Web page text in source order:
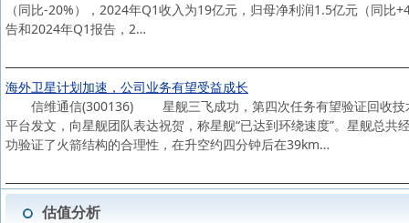
（同比-20%），2024年Q1收入为19亿元，归母净利润1.5亿元（
告和2024年Q1报告，2…
海外卫星计划加速，公司业务有望受益成长
信维通信(300136) 星舰三飞成功，第四次任务有望验证回收技术
平台发文，向星舰团队表达祝贺，称星舰“已达到环绕速度”。星舰总
功验证了火箭结构的合理性，在升空约四分钟后在39km…
估值分析